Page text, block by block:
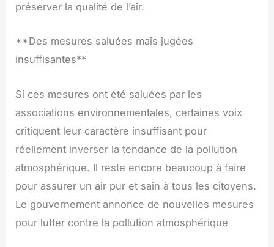
préserver la qualité de l’air.
**Des mesures saluées mais jugées
insuffisantes**
Si ces mesures ont été saluées par les
associations environnementales, certaines voix
critiquent leur caractère insuffisant pour
réellement inverser la tendance de la pollution
atmosphérique. Il reste encore beaucoup à faire
pour assurer un air pur et sain à tous les citoyens.
Le gouvernement annonce de nouvelles mesures
pour lutter contre la pollution atmosphérique